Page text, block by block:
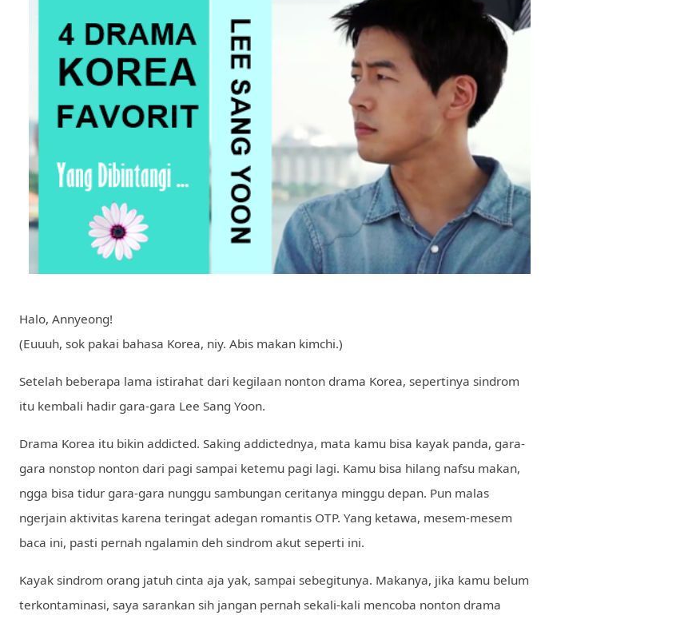
Halo, Annyeong!
(Euuuh, sok pakai bahasa Korea, niy. Abis makan kimchi.)
Setelah beberapa lama istirahat dari kegilaan nonton drama Korea, sepertinya sindrom
itu kembali hadir gara-gara Lee Sang Yoon.
Drama Korea itu bikin addicted. Saking addictednya, mata kamu bisa kayak panda, gara-
gara nonstop nonton dari pagi sampai ketemu pagi lagi. Kamu bisa hilang nafsu makan,
ngga bisa tidur gara-gara nunggu sambungan ceritanya minggu depan. Pun malas
ngerjain aktivitas karena teringat adegan romantis OTP. Yang ketawa, mesem-mesem
baca ini, pasti pernah ngalamin deh sindrom akut seperti ini.
Kayak sindrom orang jatuh cinta aja yak, sampai sebegitunya. Makanya, jika kamu belum
terkontaminasi, saya sarankan sih jangan pernah sekali-kali mencoba nonton drama